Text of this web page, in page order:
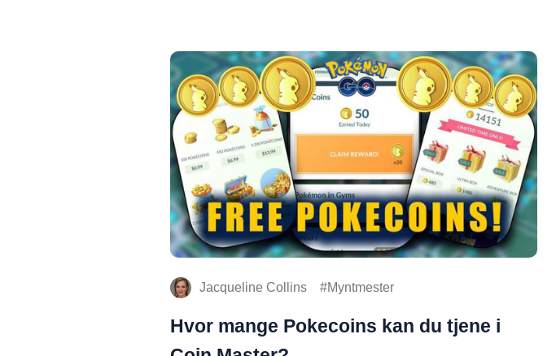
Jacqueline Collins Myntmester
Hvor mange Pokecoins kan du tjene i